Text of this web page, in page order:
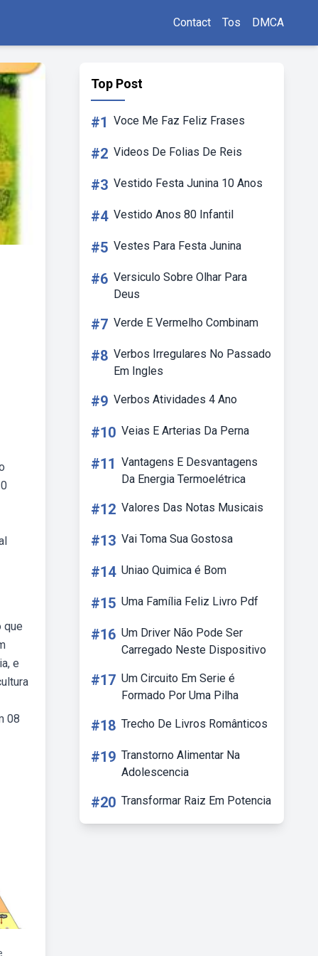
Contact Tos DMCA
que
e
08
Top Post
#1 Voce Me Faz Feliz Frases
#2 Videos De Folias De Reis
#3 Vestido Festa Junina 10 Anos
#4 Vestido Anos 80 Infantil
#5 Vestes Para Festa Junina
#6 Versiculo Sobre Olhar Para
Deus
#7 Verde E Vermelho Combinam
#8 Verbos Irregulares No Passado
Em Ingles
#9 Verbos Atividades 4 Ano
#10 Veias E Arterias Da Perna
#11 Vantagens E Desvantagens
Da Energia Termoelétrica
#12 Valores Das Notas Musicais
#13 Vai Toma Sua Gostosa
#14 Uniao Quimica é Bom
#15 Uma Família Feliz Livro Pdf
#16 Um Driver Não Pode Ser
Carregado Neste Dispositivo
#17 Um Circuito Em Serie é
Formado Por Uma Pilha
#18 Trecho De Livros Românticos
#19 Transtorno Alimentar Na
Adolescencia
#20 Transformar Raiz Em Potencia